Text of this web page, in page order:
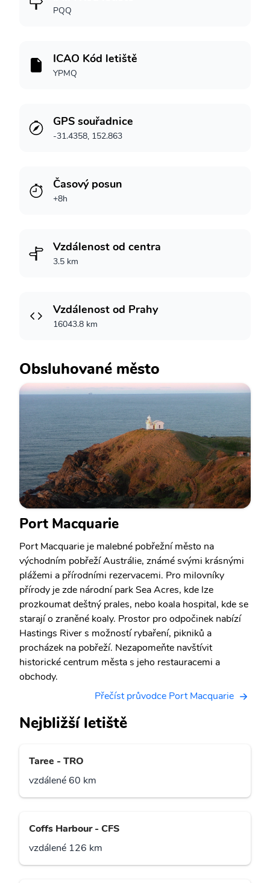
PQQ
ICAO Kód letiště
YPMQ
GPS souřadnice
-31.4358, 152.863
Časový posun
+8h
Vzdálenost od centra
3.5 km
Vzdálenost od Prahy
16043.8 km
Obsluhované město
Port Macquarie
Port Macquarie je malebné pobřežní město na
východním pobřeží Austrálie, známé svými krásnými
plážemi a přírodními rezervacemi. Pro milovníky
přírody je zde národní park Sea Acres, kde lze
prozkoumat deštný prales, nebo koala hospital, kde se
starají o zraněné koaly. Prostor pro odpočinek nabízí
Hastings River s možností rybaření, pikniků a
procházek na pobřeží. Nezapomeňte navštívit
historické centrum města s jeho restauracemi a
obchody.
Přečíst průvodce Port Macquarie
Nejbližší letiště
Taree - TRO
vzdálené 60 km
Coffs Harbour - CFS
vzdálené 126 km